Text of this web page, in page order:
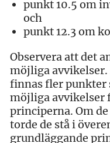
punkt 10.5 om
och
punkt 12.3 om
Observera att det
möjliga avvikelser.
finnas fler punkter
möjliga avvikelser
principerna. Om
torde de stå i
grundläggande